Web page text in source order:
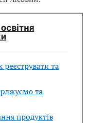
реєструвати та
та
продуктів